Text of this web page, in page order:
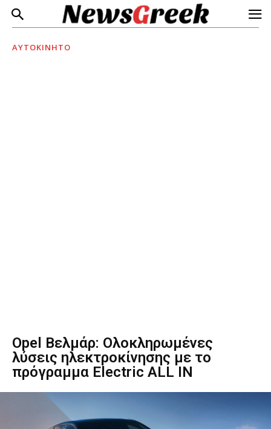
ΑΥΤΟΚΙΝΗΤΟ
Opel Βελμάρ: Ολοκληρωμένες
λύσεις ηλεκτροκίνησης με το
πρόγραμμα Electric ALL IN